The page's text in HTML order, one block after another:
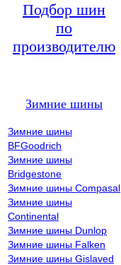
Подбор шин
по
производителю
Зимние шины
Зимние шины
BFGoodrich
Зимние шины
Bridgestone
Зимние шины Compasal
Зимние шины
Continental
Зимние шины Dunlop
Зимние шины Falken
Зимние шины Gislaved